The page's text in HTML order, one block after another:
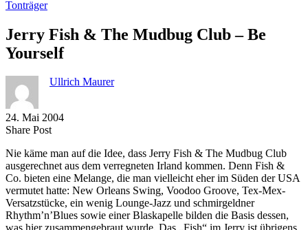
Tonträger
Jerry Fish & The Mudbug Club – Be
Yourself
Ullrich Maurer
24. Mai 2004
Share PostShare
Facebook
Copy
to
clipboard
Send
via
eMail
Nie käme man auf die Idee, dass Jerry Fish & The Mudbug Club
ausgerechnet aus dem verregneten Irland kommen. Denn Fish &
Co. bieten eine Melange, die man vielleicht eher im Süden der USA
vermutet hatte: New Orleans Swing, Voodoo Groove, Tex-Mex-
Versatzstücke, ein wenig Lounge-Jazz und schmirgeldner
Rhythm’n’Blues sowie einer Blaskapelle bilden die Basis dessen,